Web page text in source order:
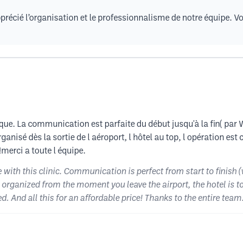
l’organisation et le professionnalisme de notre équipe.
La communication est parfaite du début jusqu'à la fin( par
dès la sortie de l aéroport, l hôtel au top, l opération est
a toute l équipe.
with this clinic. Communication is perfect from start to finish
from the moment you leave the airport, the hotel is
And all this for an affordable price! Thanks to the entire team.